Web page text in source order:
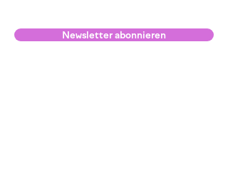
Newsletter abonnieren